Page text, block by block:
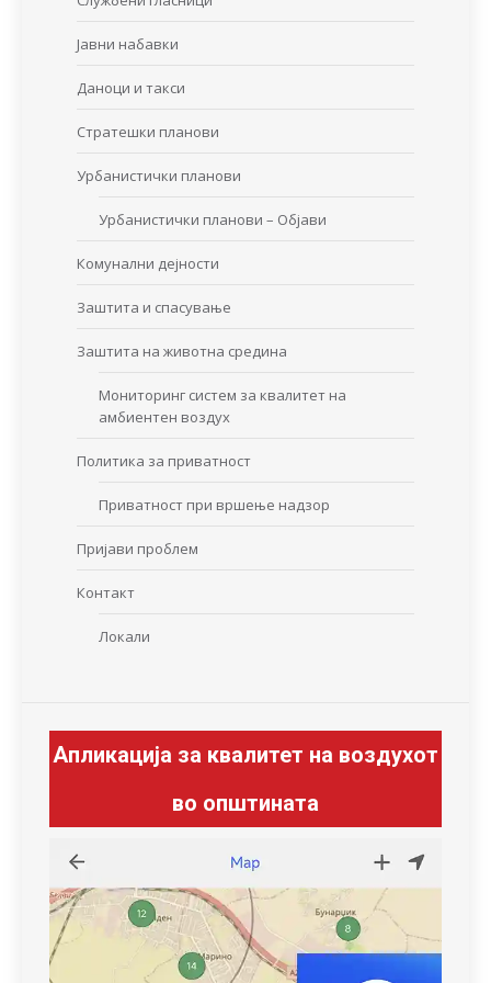
Јавни набавки
Даноци и такси
Стратешки планови
Урбанистички планови
Урбанистички планови – Објави
Комунални дејности
Заштита и спасување
Заштита на животна средина
Мониторинг систем за квалитет на
амбиентен воздух
Политика за приватност
Приватност при вршење надзор
Пријави проблем
Контакт
Локали
Апликација за квалитет на воздухот
во општината